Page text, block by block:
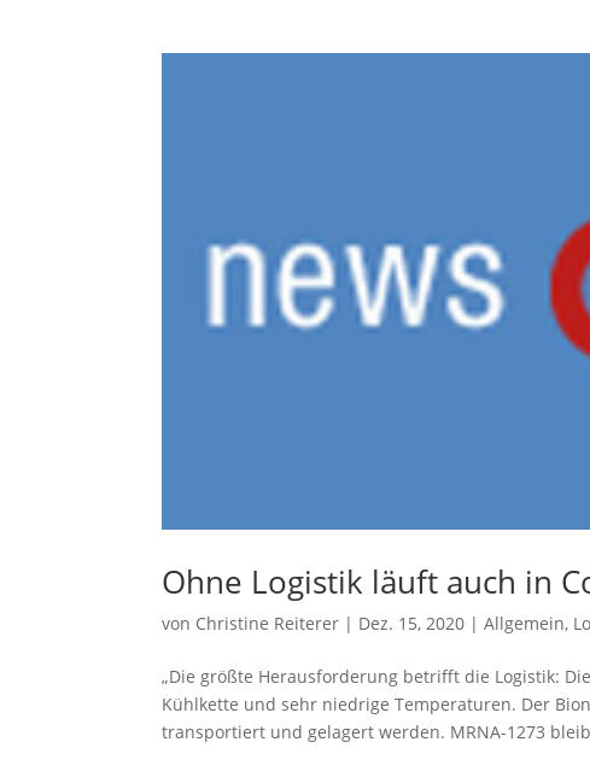
Ohne Logistik läuft auch in
von Christine Reiterer | Dez. 15, 2020 |Allgemein,
„Die größte Herausforderung betrifft die Logistik:
Kühlkette und sehr niedrige Temperaturen. Der
transportiert und gelagert werden. MRNA-1273